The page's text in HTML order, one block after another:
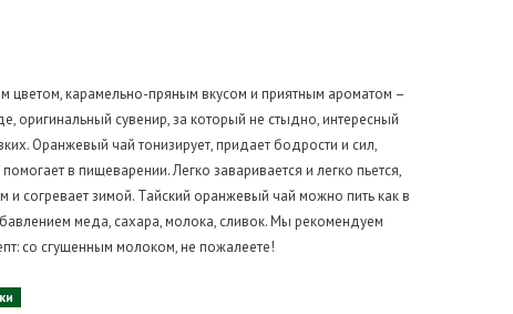
цветом, карамельно-пряным вкусом и приятным ароматом –
оригинальный сувенир, за который не стыдно, интересный
Оранжевый чай тонизирует, придает бодрости и сил,
в пищеварении. Легко заваривается и легко пьется,
и согревает зимой. Тайский оранжевый чай можно пить как в
меда, сахара, молока, сливок. Мы рекомендуем
со сгущенным молоком, не пожалеете!